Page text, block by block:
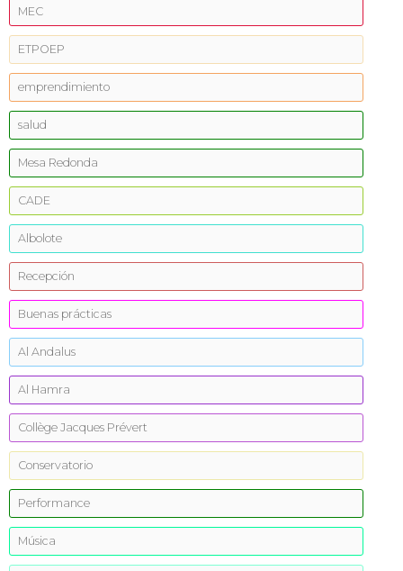
MEC
ETPOEP
emprendimiento
salud
Mesa Redonda
CADE
Albolote
Recepción
Buenas prácticas
Al Andalus
Al Hamra
Collège Jacques Prévert
Conservatorio
Performance
Música